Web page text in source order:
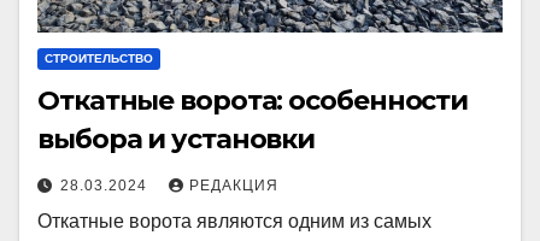
СТРОИТЕЛЬСТВО
Откатные ворота: особенности
выбора и установки
28.03.2024 РЕДАКЦИЯ
Откатные ворота являются одним из самых